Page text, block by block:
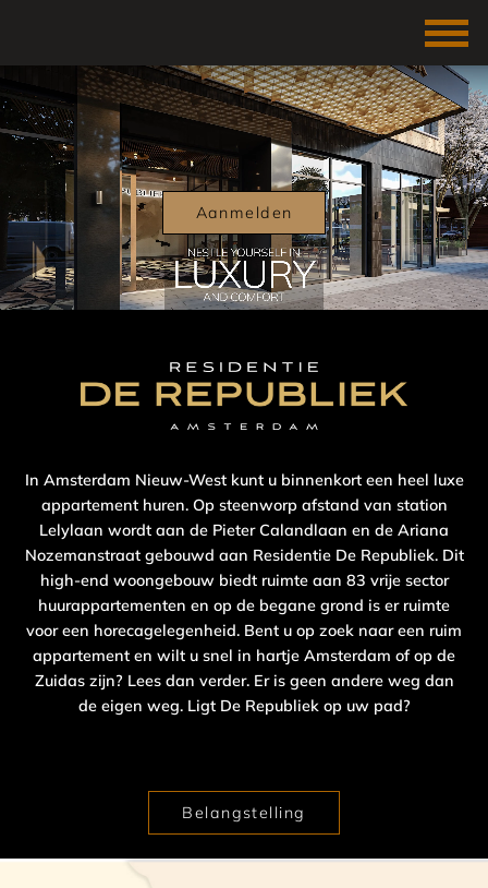
Aanmelden
In Amsterdam Nieuw-West kunt u binnenkort een heel luxe
appartement huren. Op steenworp afstand van station
Lelylaan wordt aan de Pieter Calandlaan en de Ariana
Nozemanstraat gebouwd aan Residentie De Republiek. Dit
high-end woongebouw biedt ruimte aan 83 vrije sector
huurappartementen en op de begane grond is er ruimte
voor een horecagelegenheid. Bent u op zoek naar een ruim
appartement en wilt u snel in hartje Amsterdam of op de
Zuidas zijn? Lees dan verder. Er is geen andere weg dan
de eigen weg. Ligt De Republiek op uw pad?
Belangstelling